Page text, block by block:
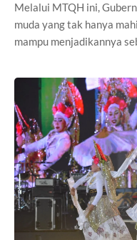
Melalui MTQH ini,
muda yang tak hanya
mampu menjadikannya